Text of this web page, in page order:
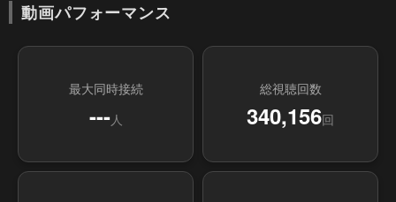
動画パフォーマンス
最大同時接続
---人
総視聴回数
340,156回